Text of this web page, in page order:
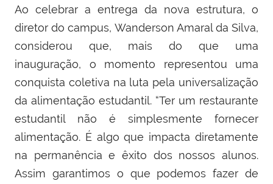
Ao celebrar a entrega da nova estrutura, o
diretor docampus, Wanderson Amaral da Silva,
considerou que, mais do que uma
inauguração, o momento representou uma
conquista coletiva na luta pela universalização
da alimentação estudantil. “Ter um restaurante
estudantil não é simplesmente fornecer
alimentação. É algo que impacta diretamente
na permanência e êxito dos nossos alunos.
Assim garantimos o que podemos fazer de